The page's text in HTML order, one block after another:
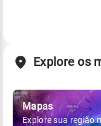
Explore os
Mapas
Explore sua região